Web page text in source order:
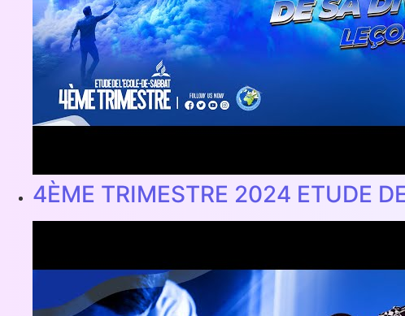
4ÈME TRIMESTRE 2024 ETUDE